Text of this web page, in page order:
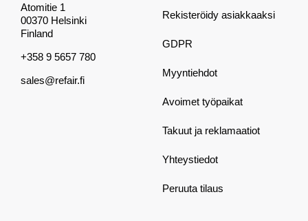
Atomitie 1
00370 Helsinki
Finland
+358 9 5657 780
sales@refair.fi
Rekisteröidy asiakkaaksi
GDPR
Myyntiehdot
Avoimet työpaikat
Takuut ja reklamaatiot
Yhteystiedot
Peruuta tilaus